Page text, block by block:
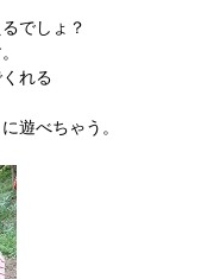
でしょ？
れる
遊べちゃう。